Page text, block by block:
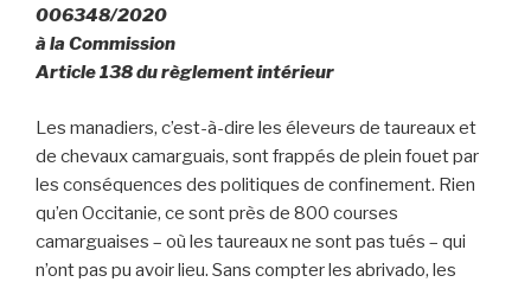
006348/2020
à la Commission
Article 138 du règlement intérieur
Les manadiers, c’est-à-dire les éleveurs de taureaux et
de chevaux camarguais, sont frappés de plein fouet par
les conséquences des politiques de confinement. Rien
qu’en Occitanie, ce sont près de 800 courses
camarguaises – où les taureaux ne sont pas tués – qui
n’ont pas pu avoir lieu. Sans compter les abrivado, les